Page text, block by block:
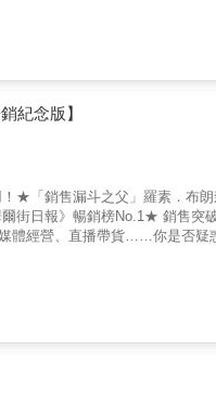
套用的專家機密！讀完本書，
🚀如何找到夢幻顧客、增加流量
什麼？多數人只會賣產品，卻不
強大動能的獲利循環事業。透過
蹤流量。Step 2. 創造信念：學
情願為你的專業買單。無論是
通適用！在本書中，作者將分享
事，任何商品都能賣！《專家機
他人的生活。《專家機密》能
紀念版】
★「銷售漏斗之父」羅素．布
街日報》暢銷榜No.1★ 銷售突
體經營、直播帶貨……你是否疑
台戰場最有利？ 真的能運用「
脈，是生意維持繁榮的祕密。
業家面臨的最大問題，不是缺乏
留地全部挖出來！▌本書保證
制定精準行銷策略，創造更多效